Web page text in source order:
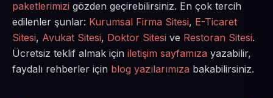
paketlerimizi gözden geçirebilirsiniz. En çok tercih
edilenler şunlar: Kurumsal Firma Sitesi, E-Ticaret
Sitesi, Avukat Sitesi, Doktor Sitesi ve Restoran Sitesi.
Ücretsiz teklif almak için iletişim sayfamıza yazabilir,
faydalı rehberler için blog yazılarımıza bakabilirsiniz.